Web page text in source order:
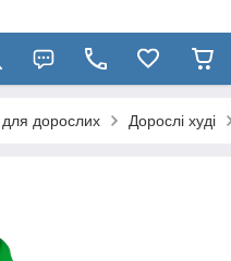
дорослих Дорослі худі